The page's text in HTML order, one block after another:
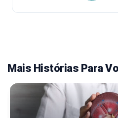
Mais Histórias Para